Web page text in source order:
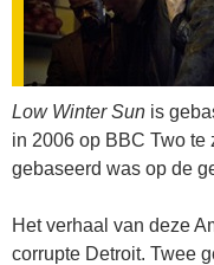
Low Winter Sun is
in 2006 op BBC Two
gebaseerd was op de
Het verhaal van deze
corrupte Detroit. Twee